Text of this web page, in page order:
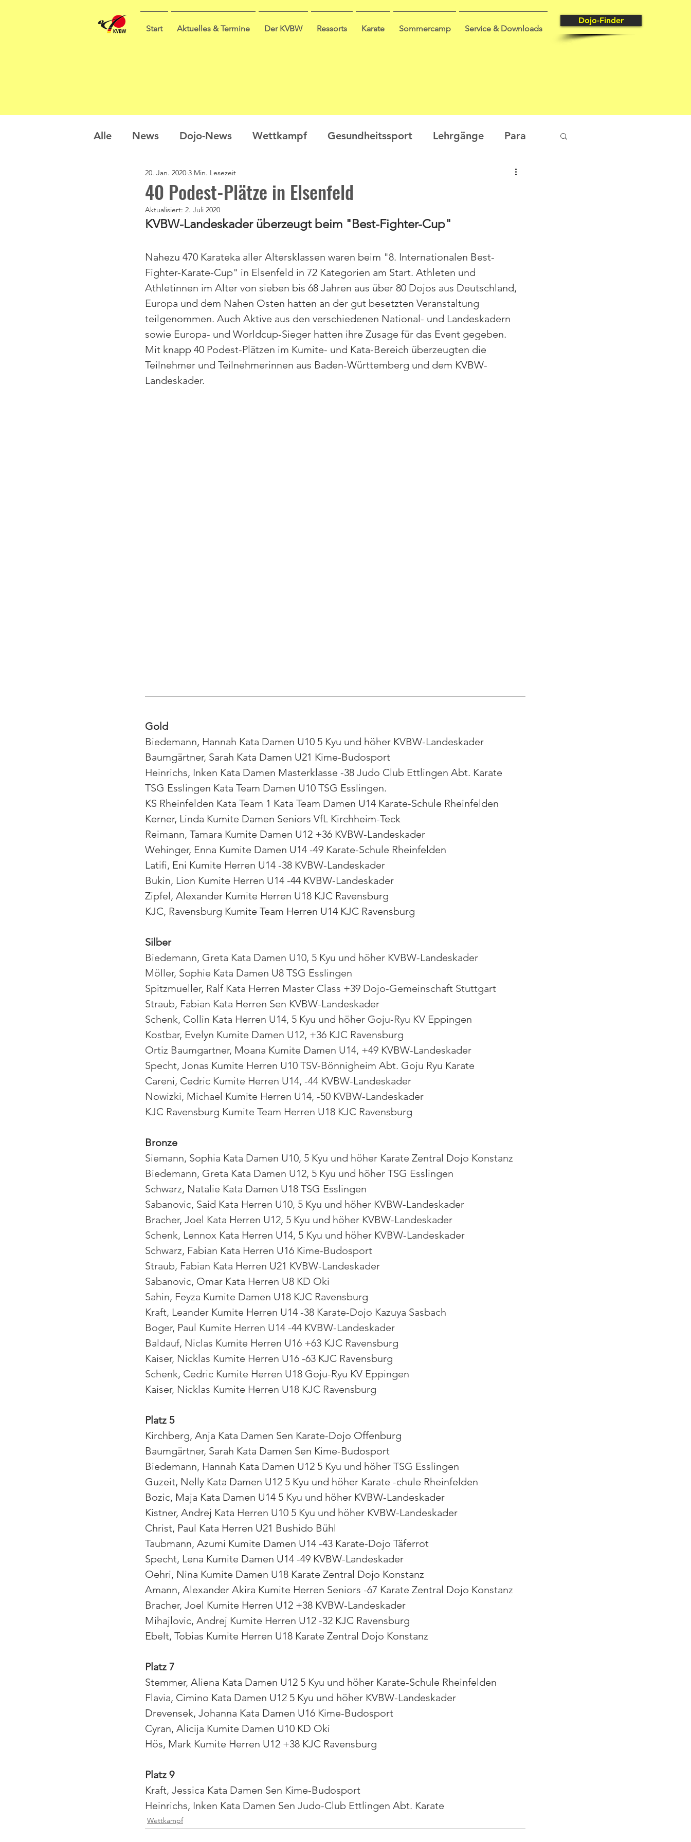
Start Aktuelles & Termine Der KVBW Ressorts Karate Sommercamp Service & Downloads
Dojo-Finder
Alle News Dojo-News Wettkampf Gesundheitssport Lehrgänge Para
Nachwuchs Prüfungen
Sommercamp Umfrage
40 Podest-Plätze in Elsenfeld
20. Jan. 2020 3 Min. Lesezeit
Aktualisiert: 2. Juli 2020
KVBW-Landeskader überzeugt beim "Best-Fighter-Cup"
Nahezu 470 Karateka aller Altersklassen waren beim "8. Internationalen Best-
Fighter-Karate-Cup" in Elsenfeld in 72 Kategorien am Start. Athleten und
Athletinnen im Alter von sieben bis 68 Jahren aus über 80 Dojos aus Deutschland,
Europa und dem Nahen Osten hatten an der gut besetzten Veranstaltung
teilgenommen. Auch Aktive aus den verschiedenen National- und Landeskadern
sowie Europa- und Worldcup-Sieger hatten ihre Zusage für das Event gegeben.
Mit knapp 40 Podest-Plätzen im Kumite- und Kata-Bereich überzeugten die
Teilnehmer und Teilnehmerinnen aus Baden-Württemberg und dem KVBW-
Landeskader.
Gold
Biedemann, Hannah Kata Damen U10 5 Kyu und höher KVBW-Landeskader
Baumgärtner, Sarah Kata Damen U21 Kime-Budosport
Heinrichs, Inken Kata Damen Masterklasse -38 Judo Club Ettlingen Abt. Karate
TSG Esslingen Kata Team Damen U10 TSG Esslingen.
KS Rheinfelden Kata Team 1 Kata Team Damen U14 Karate-Schule Rheinfelden
Kerner, Linda Kumite Damen Seniors VfL Kirchheim-Teck
Reimann, Tamara Kumite Damen U12 +36 KVBW-Landeskader
Wehinger, Enna Kumite Damen U14 -49 Karate-Schule Rheinfelden
Latifi, Eni Kumite Herren U14 -38 KVBW-Landeskader
Bukin, Lion Kumite Herren U14 -44 KVBW-Landeskader
Zipfel, Alexander Kumite Herren U18 KJC Ravensburg
KJC, Ravensburg Kumite Team Herren U14 KJC Ravensburg
Silber
Biedemann, Greta Kata Damen U10, 5 Kyu und höher KVBW-Landeskader
Möller, Sophie Kata Damen U8 TSG Esslingen
Spitzmueller, Ralf Kata Herren Master Class +39 Dojo-Gemeinschaft Stuttgart
Straub, Fabian Kata Herren Sen KVBW-Landeskader
Schenk, Collin Kata Herren U14, 5 Kyu und höher Goju-Ryu KV Eppingen
Kostbar, Evelyn Kumite Damen U12, +36 KJC Ravensburg
Ortiz Baumgartner, Moana Kumite Damen U14, +49 KVBW-Landeskader
Specht, Jonas Kumite Herren U10 TSV-Bönnigheim Abt. Goju Ryu Karate
Careni, Cedric Kumite Herren U14, -44 KVBW-Landeskader
Nowizki, Michael Kumite Herren U14, -50 KVBW-Landeskader
KJC Ravensburg Kumite Team Herren U18 KJC Ravensburg
Bronze
Siemann, Sophia Kata Damen U10, 5 Kyu und höher Karate Zentral Dojo Konstanz
Biedemann, Greta Kata Damen U12, 5 Kyu und höher TSG Esslingen
Schwarz, Natalie Kata Damen U18 TSG Esslingen
Sabanovic, Said Kata Herren U10, 5 Kyu und höher KVBW-Landeskader
Bracher, Joel Kata Herren U12, 5 Kyu und höher KVBW-Landeskader
Schenk, Lennox Kata Herren U14, 5 Kyu und höher KVBW-Landeskader
Schwarz, Fabian Kata Herren U16 Kime-Budosport
Straub, Fabian Kata Herren U21 KVBW-Landeskader
Sabanovic, Omar Kata Herren U8 KD Oki
Sahin, Feyza Kumite Damen U18 KJC Ravensburg
Kraft, Leander Kumite Herren U14 -38 Karate-Dojo Kazuya Sasbach
Boger, Paul Kumite Herren U14 -44 KVBW-Landeskader
Baldauf, Niclas Kumite Herren U16 +63 KJC Ravensburg
Kaiser, Nicklas Kumite Herren U16 -63 KJC Ravensburg
Schenk, Cedric Kumite Herren U18 Goju-Ryu KV Eppingen
Kaiser, Nicklas Kumite Herren U18 KJC Ravensburg
Platz 5
Kirchberg, Anja Kata Damen Sen Karate-Dojo Offenburg
Baumgärtner, Sarah Kata Damen Sen Kime-Budosport
Biedemann, Hannah Kata Damen U12 5 Kyu und höher TSG Esslingen
Guzeit, Nelly Kata Damen U12 5 Kyu und höher Karate -chule Rheinfelden
Bozic, Maja Kata Damen U14 5 Kyu und höher KVBW-Landeskader
Kistner, Andrej Kata Herren U10 5 Kyu und höher KVBW-Landeskader
Christ, Paul Kata Herren U21 Bushido Bühl
Taubmann, Azumi Kumite Damen U14 -43 Karate-Dojo Täferrot
Specht, Lena Kumite Damen U14 -49 KVBW-Landeskader
Oehri, Nina Kumite Damen U18 Karate Zentral Dojo Konstanz
Amann, Alexander Akira Kumite Herren Seniors -67 Karate Zentral Dojo Konstanz
Bracher, Joel Kumite Herren U12 +38 KVBW-Landeskader
Mihajlovic, Andrej Kumite Herren U12 -32 KJC Ravensburg
Ebelt, Tobias Kumite Herren U18 Karate Zentral Dojo Konstanz
Platz 7
Stemmer, Aliena Kata Damen U12 5 Kyu und höher Karate-Schule Rheinfelden
Flavia, Cimino Kata Damen U12 5 Kyu und höher KVBW-Landeskader
Drevensek, Johanna Kata Damen U16 Kime-Budosport
Cyran, Alicija Kumite Damen U10 KD Oki
Hös, Mark Kumite Herren U12 +38 KJC Ravensburg
Platz 9
Kraft, Jessica Kata Damen Sen Kime-Budosport
Heinrichs, Inken Kata Damen Sen Judo-Club Ettlingen Abt. Karate
Wettkampf